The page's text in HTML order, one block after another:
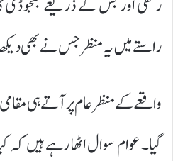
رکھی اور بس کے ذریعے بلجوڈی
راستے میں یہ منظر جس نے بھی
واقعے کے منظر عام پر آتے ہی
گیا۔ عوام سوال اٹھا رہے ہیں کہ